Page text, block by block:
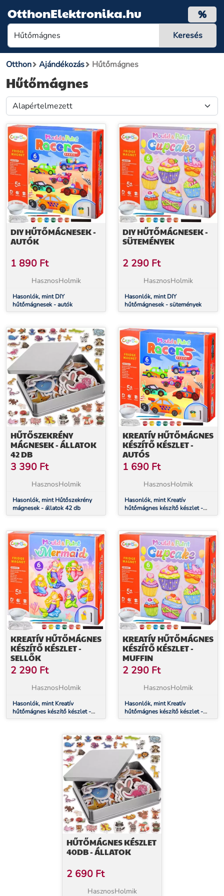
OtthonElektronika.hu %
Otthon Ajándékozás Hűtőmágnes
Hűtőmágnes
DIY HŰTŐMÁGNESEK -
AUTÓK
1 890 Ft
HasznosHolmik
Hasonlók, mint DIY
hűtőmágnesek - autók
DIY HŰTŐMÁGNESEK -
SÜTEMÉNYEK
2 290 Ft
HasznosHolmik
Hasonlók, mint DIY
hűtőmágnesek - sütemények
HŰTŐSZEKRÉNY
MÁGNESEK - ÁLLATOK
42 DB
3 390 Ft
HasznosHolmik
Hasonlók, mint Hűtőszekrény
mágnesek - állatok 42 db
KREATÍV HŰTŐMÁGNES
KÉSZÍTŐ KÉSZLET -
AUTÓS
1 690 Ft
HasznosHolmik
Hasonlók, mint Kreatív
hűtőmágnes készítő készlet -
autós
KREATÍV HŰTŐMÁGNES
KÉSZÍTŐ KÉSZLET -
SELLŐK
2 290 Ft
HasznosHolmik
Hasonlók, mint Kreatív
hűtőmágnes készítő készlet -
sellők
KREATÍV HŰTŐMÁGNES
KÉSZÍTŐ KÉSZLET -
MUFFIN
2 290 Ft
HasznosHolmik
Hasonlók, mint Kreatív
hűtőmágnes készítő készlet -
muffin
HŰTŐMÁGNES KÉSZLET
40DB - ÁLLATOK
2 690 Ft
HasznosHolmik